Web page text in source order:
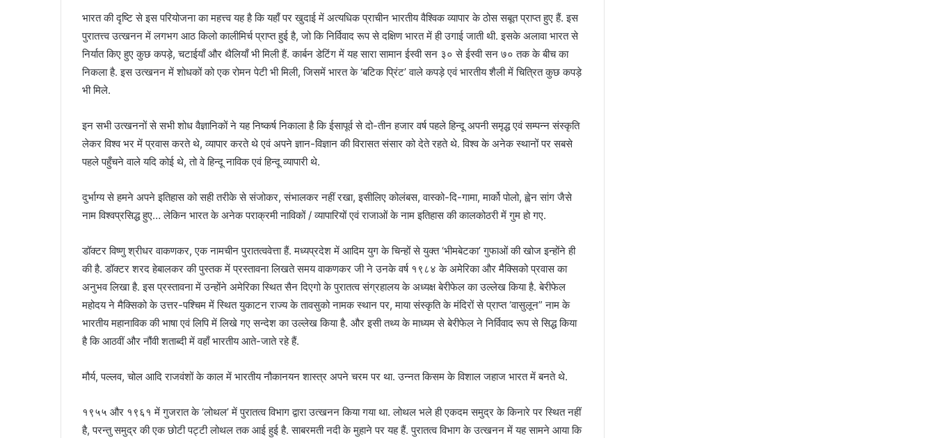
भारत की दृष्टि से इस परियोजना का महत्त्व यह है कि यहाँ पर खुदाई में अत्यधिक प्राचीन भारतीय वैश्विक व्यापार के ठोस सबूत प्राप्त हुए हैं. इस
पुरातत्त्व उत्खनन में लगभग आठ किलो कालीमिर्च प्राप्त हुई है, जो कि निर्विवाद रूप से दक्षिण भारत में ही उगाई जाती थी. इसके अलावा भारत से
निर्यात किए हुए कुछ कपड़े, चटाईयाँ और थैलियाँ भी मिली हैं. कार्बन डेटिंग में यह सारा सामान ईस्वी सन ३० से ईस्वी सन ७० तक के बीच का
निकला है. इस उत्खनन में शोधकों को एक रोमन पेटी भी मिली, जिसमें भारत के ‘बटिक प्रिंट’ वाले कपड़े एवं भारतीय शैली में चित्रित कुछ कपड़े
भी मिले.
इन सभी उत्खननों से सभी शोध वैज्ञानिकों ने यह निष्कर्ष निकाला है कि ईसापूर्व से दो-तीन हजार वर्ष पहले हिन्दू अपनी समृद्ध एवं सम्पन्न संस्कृति
लेकर विश्व भर में प्रवास करते थे, व्यापार करते थे एवं अपने ज्ञान-विज्ञान की विरासत संसार को देते रहते थे. विश्व के अनेक स्थानों पर सबसे
पहले पहुँचने वाले यदि कोई थे, तो वे हिन्दू नाविक एवं हिन्दू व्यापारी थे.
दुर्भाग्य से हमने अपने इतिहास को सही तरीके से संजोकर, संभालकर नहीं रखा, इसीलिए कोलंबस, वास्को-दि-गामा, मार्को पोलो, ह्वेन सांग जैसे
नाम विश्वप्रसिद्ध हुए… लेकिन भारत के अनेक पराक्रमी नाविकों / व्यापारियों एवं राजाओं के नाम इतिहास की कालकोठरी में गुम हो गए.
डॉक्टर विष्णु श्रीधर वाकणकर, एक नामचीन पुरातत्ववेत्ता हैं. मध्यप्रदेश में आदिम युग के चिन्हों से युक्त ‘भीमबेटका’ गुफाओं की खोज इन्होंने ही
की है. डॉक्टर शरद हेबालकर की पुस्तक में प्रस्तावना लिखते समय वाकणकर जी ने उनके वर्ष १९८४ के अमेरिका और मैक्सिको प्रवास का
अनुभव लिखा है. इस प्रस्तावना में उन्होंने अमेरिका स्थित सैन दिएगो के पुरातत्व संग्रहालय के अध्यक्ष बेरीफेल का उल्लेख किया है. बेरीफेल
महोदय ने मैक्सिको के उत्तर-पश्चिम में स्थित युकाटन राज्य के तावसुको नामक स्थान पर, माया संस्कृति के मंदिरों से प्राप्त ‘वासुलून” नाम के
भारतीय महानाविक की भाषा एवं लिपि में लिखे गए सन्देश का उल्लेख किया है. और इसी तथ्य के माध्यम से बेरीफेल ने निर्विवाद रूप से सिद्ध किया
है कि आठवीं और नौंवी शताब्दी में वहाँ भारतीय आते-जाते रहे हैं.
मौर्य, पल्लव, चोल आदि राजवंशों के काल में भारतीय नौकानयन शास्त्र अपने चरम पर था. उन्नत किसम के विशाल जहाज भारत में बनते थे.
१९५५ और १९६१ में गुजरात के ‘लोथल’ में पुरातत्व विभाग द्वारा उत्खनन किया गया था. लोथल भले ही एकदम समुद्र के किनारे पर स्थित नहीं
है, परन्तु समुद्र की एक छोटी पट्टी लोथल तक आई हुई है. साबरमती नदी के मुहाने पर यह हैं. पुरातत्व विभाग के उत्खनन में यह सामने आया कि